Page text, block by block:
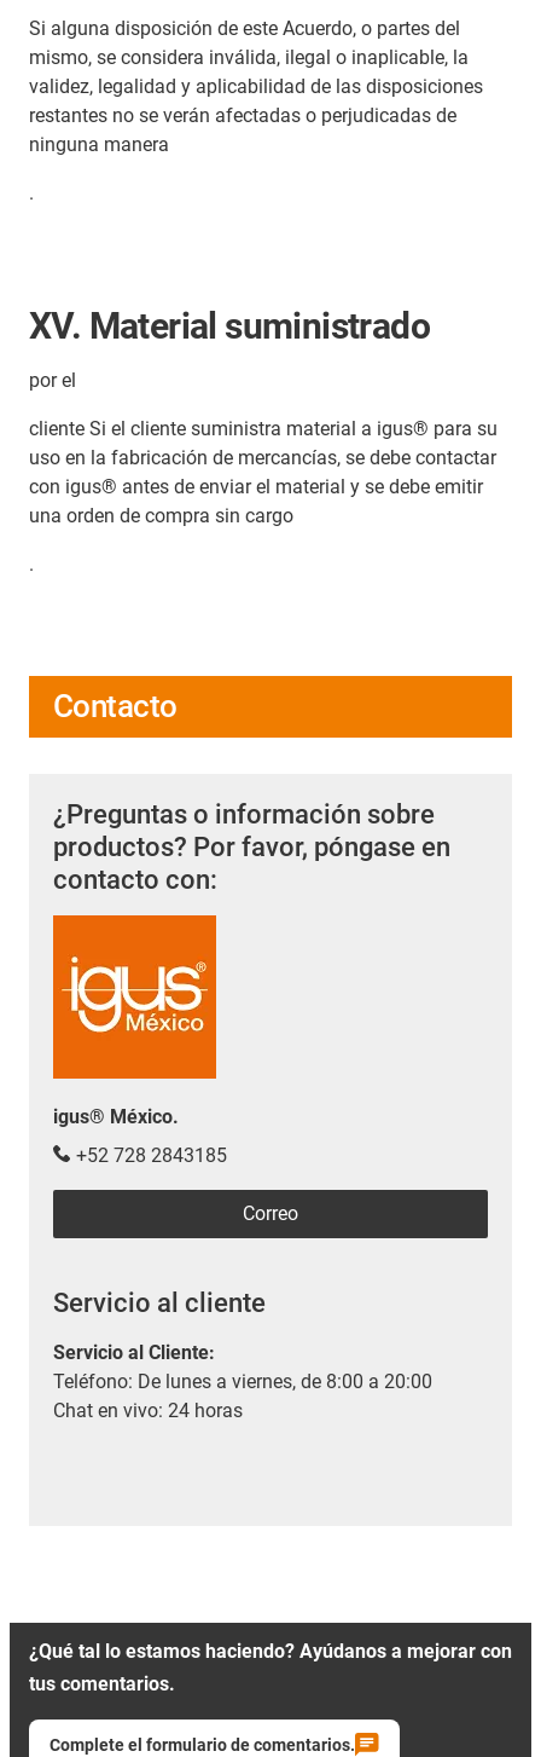
Si alguna disposición de este Acuerdo, o partes del
mismo, se considera inválida, ilegal o inaplicable, la
validez, legalidad y aplicabilidad de las disposiciones
restantes no se verán afectadas o perjudicadas de
ninguna manera
.
XV. Material suministrado
por el
cliente Si el cliente suministra material a igus® para su
uso en la fabricación de mercancías, se debe contactar
con igus® antes de enviar el material y se debe emitir
una orden de compra sin cargo
.
Contacto
¿Preguntas o información sobre
productos? Por favor, póngase en
contacto con:
igus® México.
+52 728 2843185
Correo
Servicio al cliente
Servicio al Cliente:
Teléfono: De lunes a viernes, de 8:00 a 20:00
Chat en vivo: 24 horas
¿Qué tal lo estamos haciendo? Ayúdanos a mejorar con
tus comentarios.
Complete el formulario de comentarios.